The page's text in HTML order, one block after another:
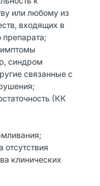
или любому из
входящих в
препарата;
синдром
связанные с
(КК
отсутствия
клинических